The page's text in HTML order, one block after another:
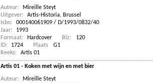
Auteur:
Mireille Steyt
Uitgever:
Artis-Historia, Brussel
Isbn:
000140061909 / D/1993/0832/40
Jaar:
1993
Formaat:
Hardcover Blz:
120
ID:
1724 Plaats
G1
Reeks:
Artis 01
Artis 01 - Koken met wijn en met bier
Auteur:
Mireille Steyt